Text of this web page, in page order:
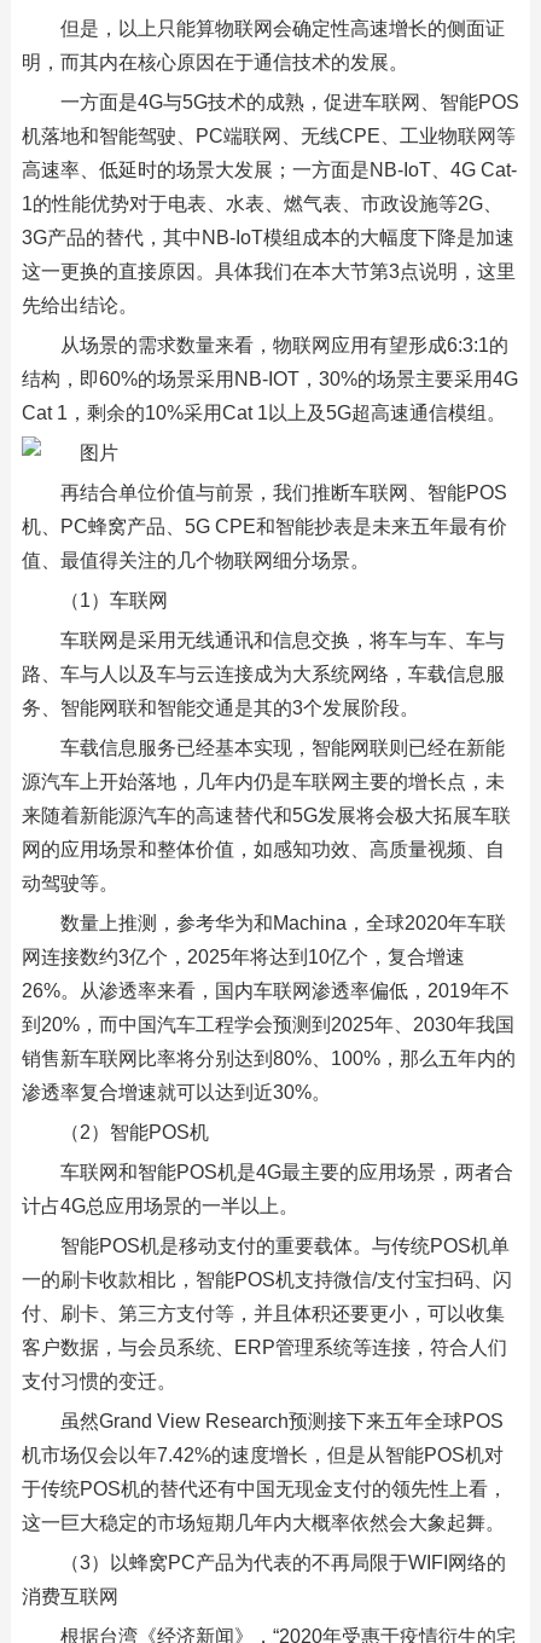
但是，以上只能算物联网会确定性高速增长的侧面证
明，而其内在核心原因在于通信技术的发展。
一方面是4G与5G技术的成熟，促进车联网、智能POS
机落地和智能驾驶、PC端联网、无线CPE、工业物联网等
高速率、低延时的场景大发展；一方面是NB-IoT、4G Cat-
1的性能优势对于电表、水表、燃气表、市政设施等2G、
3G产品的替代，其中NB-IoT模组成本的大幅度下降是加速
这一更换的直接原因。具体我们在本大节第3点说明，这里
先给出结论。
从场景的需求数量来看，物联网应用有望形成6:3:1的
结构，即60%的场景采用NB-IOT，30%的场景主要采用4G
Cat 1，剩余的10%采用Cat 1以上及5G超高速通信模组。
再结合单位价值与前景，我们推断车联网、智能POS
机、PC蜂窝产品、5G CPE和智能抄表是未来五年最有价
值、最值得关注的几个物联网细分场景。
（1）车联网
车联网是采用无线通讯和信息交换，将车与车、车与
路、车与人以及车与云连接成为大系统网络，车载信息服
务、智能网联和智能交通是其的3个发展阶段。
车载信息服务已经基本实现，智能网联则已经在新能
源汽车上开始落地，几年内仍是车联网主要的增长点，未
来随着新能源汽车的高速替代和5G发展将会极大拓展车联
网的应用场景和整体价值，如感知功效、高质量视频、自
动驾驶等。
数量上推测，参考华为和Machina，全球2020年车联
网连接数约3亿个，2025年将达到10亿个，复合增速
26%。从渗透率来看，国内车联网渗透率偏低，2019年不
到20%，而中国汽车工程学会预测到2025年、2030年我国
销售新车联网比率将分别达到80%、100%，那么五年内的
渗透率复合增速就可以达到近30%。
（2）智能POS机
车联网和智能POS机是4G最主要的应用场景，两者合
计占4G总应用场景的一半以上。
智能POS机是移动支付的重要载体。与传统POS机单
一的刷卡收款相比，智能POS机支持微信/支付宝扫码、闪
付、刷卡、第三方支付等，并且体积还要更小，可以收集
客户数据，与会员系统、ERP管理系统等连接，符合人们
支付习惯的变迁。
虽然Grand View Research预测接下来五年全球POS
机市场仅会以年7.42%的速度增长，但是从智能POS机对
于传统POS机的替代还有中国无现金支付的领先性上看，
这一巨大稳定的市场短期几年内大概率依然会大象起舞。
（3）以蜂窝PC产品为代表的不再局限于WIFI网络的
消费互联网
根据台湾《经济新闻》，“2020年受惠于疫情衍生的宅